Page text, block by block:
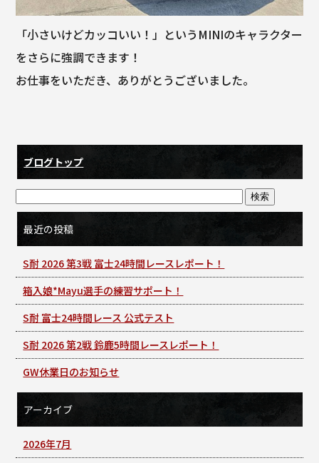
「小さいけどカッコいい！」というMINIのキャラクター
をさらに強調できます！
お仕事をいただき、ありがとうございました。
ブログトップ
最近の投稿
S耐 2026 第3戦 富士24時間レースレポート！
箱入娘*Mayu選手の練習サポート！
S耐 富士24時間レース 公式テスト
S耐 2026 第2戦 鈴鹿5時間レースレポート！
GW休業日のお知らせ
アーカイブ
2026年7月